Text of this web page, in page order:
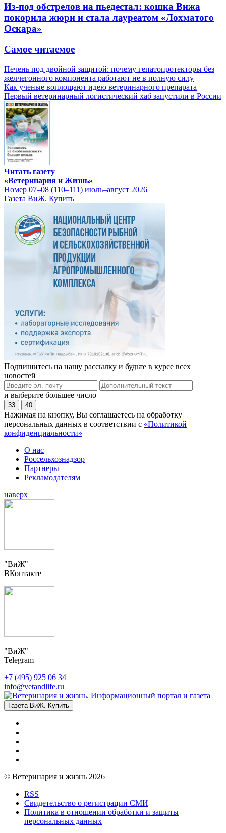
Из-под обстрелов на пьедестал: кошка Вижа
покорила жюри и стала лауреатом «Лохматого
Оскара»
Самое читаемое
Печень под двойной защитой: почему гепатопротекторы без
желчегонного компонента работают не в полную силу
Как ученые воплощают идею ветеринарного препарата
Первый ветеринарный логистический хаб запустили в России
Читать газету
«Ветеринария и Жизнь»
Номер 07–08 (110–111) июль–август 2026
Газета ВиЖ. Купить
Подпишитесь на нашу рассылку и будьте в курсе всех
новостей
и выберите большее число
33 40
Нажимая на кнопку, Вы соглашаетесь на обработку
персональных данных в соответствии с «Политикой
конфиденциальности»
О нас
Россельхознадзор
Партнеры
Рекламодателям
наверх
"ВиЖ"
ВКонтакте
"ВиЖ"
Telegram
+7 (495) 925 06 34
info@vetandlife.ru
Газета ВиЖ. Купить
© Ветеринария и жизнь 2026
RSS
Свидетельство о регистрации СМИ
Политика в отношении обработки и защиты
персональных данных